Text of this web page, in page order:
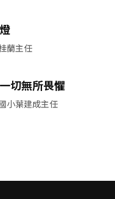
蘭主任
切無所畏懼
小葉建成主任